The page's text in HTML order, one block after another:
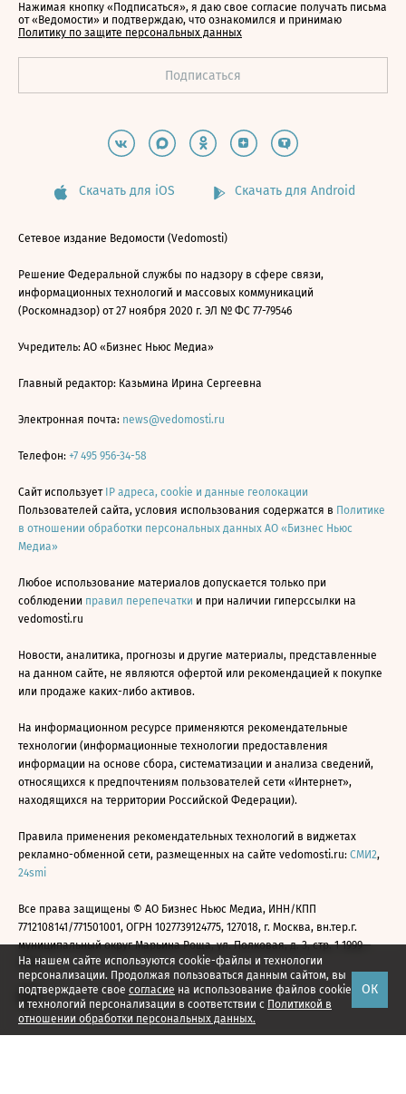
На нашем сайте используются cookie-файлы и технологии
персонализации. Продолжая пользоваться данным сайтом, вы
подтверждаете свое согласие на использование файлов cookie
и технологий персонализации в соответствии с Политикой в
отношении обработки персональных данных.
ОК
Нажимая кнопку «Подписаться», я даю свое согласие получать письма
от «Ведомости» и подтверждаю, что ознакомился и принимаю
Политику по защите персональных данных
Скачать для iOS Скачать для Android
Сетевое издание Ведомости (Vedomosti)
Решение Федеральной службы по надзору в сфере связи,
информационных технологий и массовых коммуникаций
(Роскомнадзор) от 27 ноября 2020 г. ЭЛ № ФС 77-79546
Учредитель: АО «Бизнес Ньюс Медиа»
Главный редактор: Казьмина Ирина Сергеевна
Электронная почта: news@vedomosti.ru
Телефон: +7 495 956-34-58
Сайт использует IP адреса, cookie и данные геолокации
Пользователей сайта, условия использования содержатся в Политике
в отношении обработки персональных данных АО «Бизнес Ньюс
Медиа»
Любое использование материалов допускается только при
соблюдении правил перепечатки и при наличии гиперссылки на
vedomosti.ru
Новости, аналитика, прогнозы и другие материалы, представленные
на данном сайте, не являются офертой или рекомендацией к покупке
или продаже каких-либо активов.
На информационном ресурсе применяются рекомендательные
технологии (информационные технологии предоставления
информации на основе сбора, систематизации и анализа сведений,
относящихся к предпочтениям пользователей сети «Интернет»,
находящихся на территории Российской Федерации).
Правила применения рекомендательных технологий в виджетах
рекламно-обменной сети, размещенных на сайте vedomosti.ru: СМИ2,
24smi
Все права защищены © АО Бизнес Ньюс Медиа, ИНН/КПП
7712108141/771501001, ОГРН 1027739124775, 127018, г. Москва, вн.тер.г.
муниципальный округ Марьина Роща, ул. Полковая, д. 3, стр. 1 1999—
2026